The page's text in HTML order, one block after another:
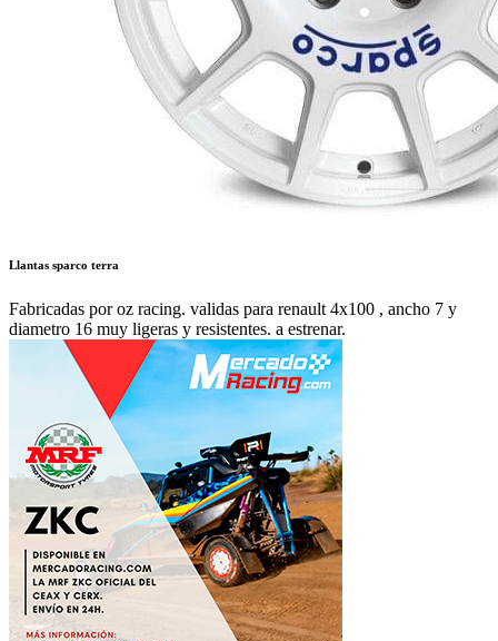
Llantas sparco terra
Fabricadas por oz racing. validas para renault 4x100 , ancho 7 y
diametro 16 muy ligeras y resistentes. a estrenar.